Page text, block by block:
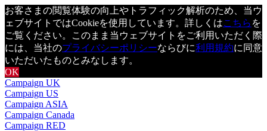
お客さまの閲覧体験の向上やトラフィック解析のため、当ウ
ェブサイトではCookieを使用しています。詳しくはこちら を
ご覧ください。このまま当ウェブサイトをご利用いただく際
には、当社のプライバシーポリシーならびに利用規約に同意
いただいたものとみなします。
OK
Campaign UK
Campaign US
Campaign ASIA
Campaign Canada
Campaign RED